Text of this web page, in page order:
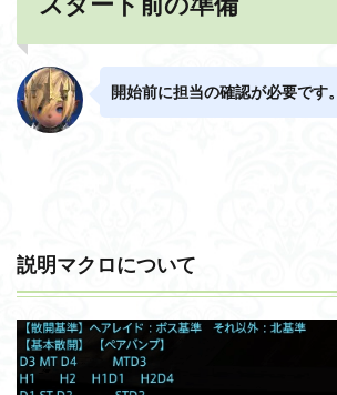
開始前に担当の確認が必要です。
説明マクロについて